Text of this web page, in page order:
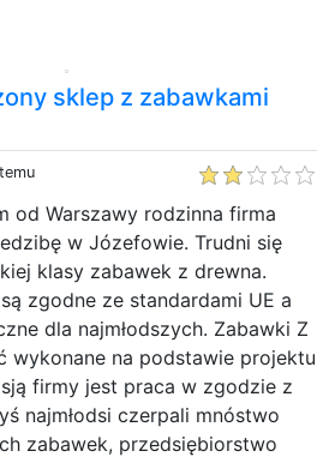
sklep z zabawkami
od Warszawy rodzinna firma
w Józefowie. Trudni się
klasy zabawek z drewna.
zgodne ze standardami UE a
dla najmłodszych. Zabawki Z
wykonane na podstawie projektu
firmy jest praca w zgodzie z
najmłodsi czerpali mnóstwo
zabawek, przedsiębiorstwo